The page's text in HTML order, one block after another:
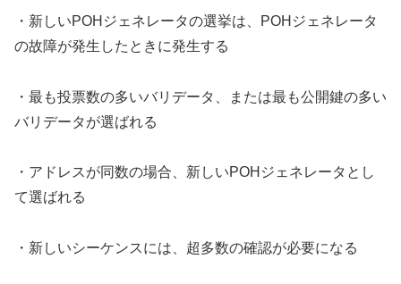
・新しいPOHジェネレータの選挙は、POHジェネレータ
の故障が発生したときに発生する
・最も投票数の多いバリデータ、または最も公開鍵の多い
バリデータが選ばれる
・アドレスが同数の場合、新しいPOHジェネレータとし
て選ばれる
・新しいシーケンスには、超多数の確認が必要になる